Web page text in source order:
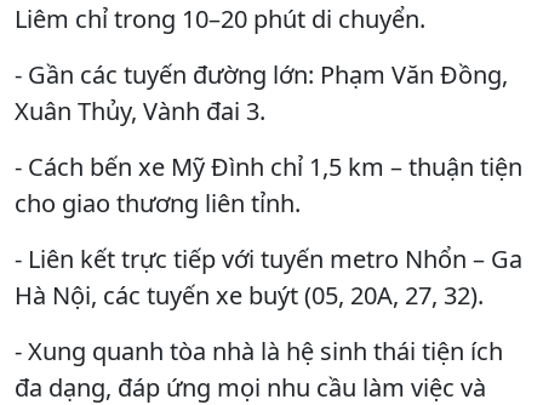
Liêm chỉ trong 10–20 phút di chuyển.
- Gần các tuyến đường lớn: Phạm Văn Đồng,
Xuân Thủy, Vành đai 3.
- Cách bến xe Mỹ Đình chỉ 1,5 km – thuận tiện
cho giao thương liên tỉnh.
- Liên kết trực tiếp với tuyến metro Nhổn – Ga
Hà Nội, các tuyến xe buýt (05, 20A, 27, 32).
- Xung quanh tòa nhà là hệ sinh thái tiện ích
đa dạng, đáp ứng mọi nhu cầu làm việc và